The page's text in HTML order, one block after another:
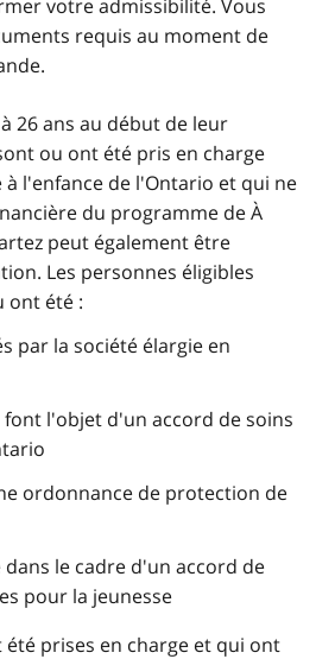
votre admissibilité. Vous
requis au moment de
26 ans au début de leur
ou ont été pris en charge
à l'enfance de l'Ontario et qui ne
du programme de À
peut également être
Les personnes éligibles
ont été :
par la société élargie en
l'objet d'un accord de soins
ordonnance de protection de
le cadre d'un accord de
pour la jeunesse
prises en charge et qui ont